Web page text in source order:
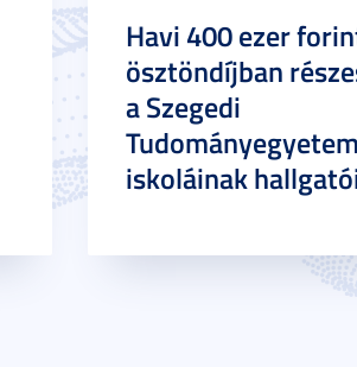
Havi 400 ezer
ösztöndíjban
a Szegedi
iskoláinak